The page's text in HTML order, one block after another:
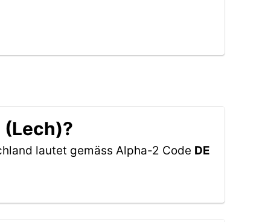
lautet gemäss Alpha-2 Code DE